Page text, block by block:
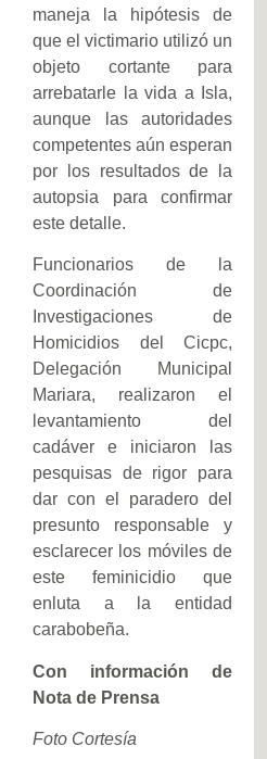
maneja la hipótesis de
que el victimario utilizó un
objeto cortante para
arrebatarle la vida a Isla,
aunque las autoridades
competentes aún esperan
por los resultados de la
autopsia para confirmar
este detalle.
Funcionarios de la
Coordinación de
Investigaciones de
Homicidios del Cicpc,
Delegación Municipal
Mariara, realizaron el
levantamiento del
cadáver e iniciaron las
pesquisas de rigor para
dar con el paradero del
presunto responsable y
esclarecer los móviles de
este feminicidio que
enluta a la entidad
carabobeña.
Con información de
Nota de Prensa
Foto Cortesía